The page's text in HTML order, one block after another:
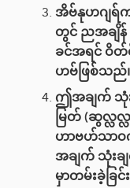
အိဗ်နုဟဂျရ်
တွင် ညအချိန်
ခင်အရင် ဝိ
ဟဗ်ဖြစ်သည်
ဤအချက် သုံး
မြတ် (ဆွလ္လ
ဟာဗဟ်သာဝ
အချက် သုံး
မှာတမ်းခဲ့ခြ